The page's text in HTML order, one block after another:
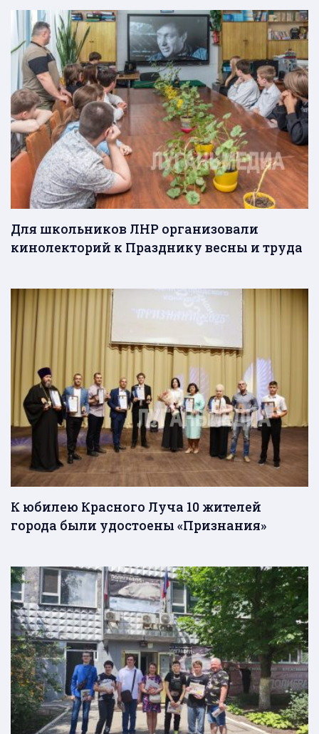
Для школьников ЛНР организовали
кинолекторий к Празднику весны и труда
К юбилею Красного Луча 10 жителей
города были удостоены «Признания»